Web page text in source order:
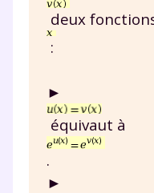
deux
:
►
équivaut à
.
►